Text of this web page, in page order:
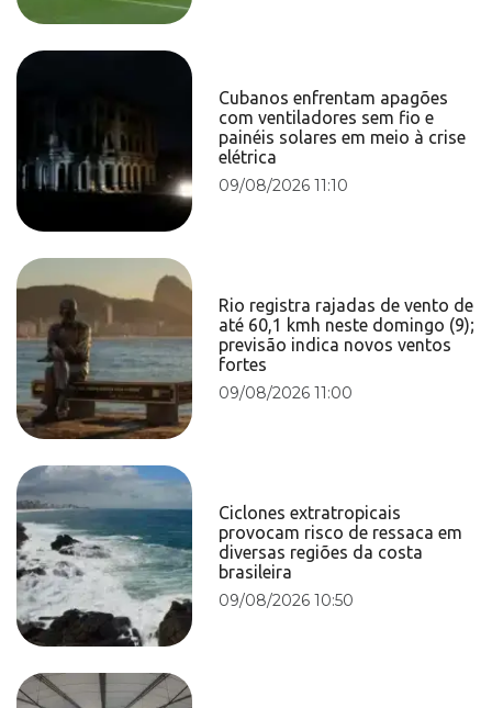
Cubanos enfrentam apagões
com ventiladores sem fio e
painéis solares em meio à crise
elétrica
09/08/2026 11:10
Rio registra rajadas de vento de
até 60,1 kmh neste domingo (9);
previsão indica novos ventos
fortes
09/08/2026 11:00
Ciclones extratropicais
provocam risco de ressaca em
diversas regiões da costa
brasileira
09/08/2026 10:50